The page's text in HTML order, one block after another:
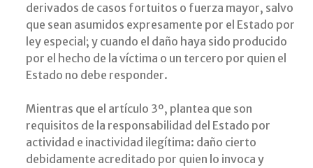
derivados de casos fortuitos o fuerza mayor, salvo
que sean asumidos expresamente por el Estado por
ley especial; y cuando el daño haya sido producido
por el hecho de la víctima o un tercero por quien el
Estado no debe responder.
Mientras que el artículo 3º, plantea que son
requisitos de la responsabilidad del Estado por
actividad e inactividad ilegítima: daño cierto
debidamente acreditado por quien lo invoca y